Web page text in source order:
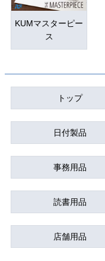
KUMマスターピー
ス
トップ
日付製品
事務用品
読書用品
店舗用品